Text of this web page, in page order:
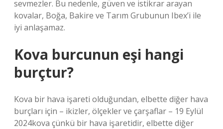
sevmezler. Bu nedenle, güven ve istikrar arayan
kovalar, Boğa, Bakire ve Tarım Grubunun Ibex’i ile
iyi anlaşamaz.
Kova burcunun eşi hangi
burçtur?
Kova bir hava işareti olduğundan, elbette diğer hava
burçları için – ikizler, ölçekler ve çarşaflar – 19 Eylül
2024kova çünkü bir hava işaretidir, elbette diğer